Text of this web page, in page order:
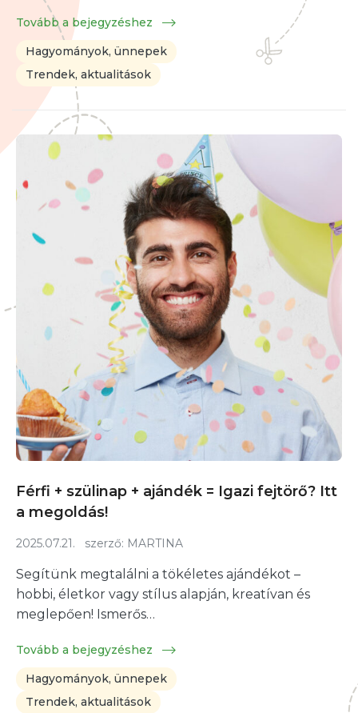
Tovább a bejegyzéshez
Hagyományok, ünnepek
Trendek, aktualitások
Férfi + szülinap + ajándék = Igazi fejtörő? Itt
a megoldás!
2025.07.21. szerző: MARTINA
Segítünk megtalálni a tökéletes ajándékot –
hobbi, életkor vagy stílus alapján, kreatívan és
meglepően! Ismerős…
Tovább a bejegyzéshez
Hagyományok, ünnepek
Trendek, aktualitások